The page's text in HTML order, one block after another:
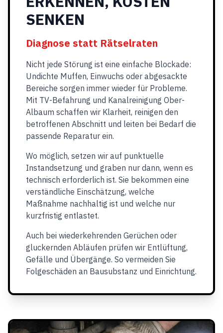
SENKEN
Diagnose statt Rätselraten
Nicht jede Störung ist eine einfache Blockade:
Undichte Muffen, Einwuchs oder abgesackte
Bereiche sorgen immer wieder für Probleme.
Mit TV-Befahrung und Kanalreinigung Ober-
Albaum schaffen wir Klarheit, reinigen den
betroffenen Abschnitt und leiten bei Bedarf die
passende Reparatur ein.
Wo möglich, setzen wir auf punktuelle
Instandsetzung und graben nur dann, wenn es
technisch erforderlich ist. Sie bekommen eine
verständliche Einschätzung, welche
Maßnahme nachhaltig ist und welche nur
kurzfristig entlastet.
Auch bei wiederkehrenden Gerüchen oder
gluckernden Abläufen prüfen wir Entlüftung,
Gefälle und Übergänge. So vermeiden Sie
Folgeschäden an Bausubstanz und Einrichtung.